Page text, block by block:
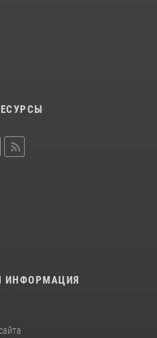
ИНФОРМАЦИЯ